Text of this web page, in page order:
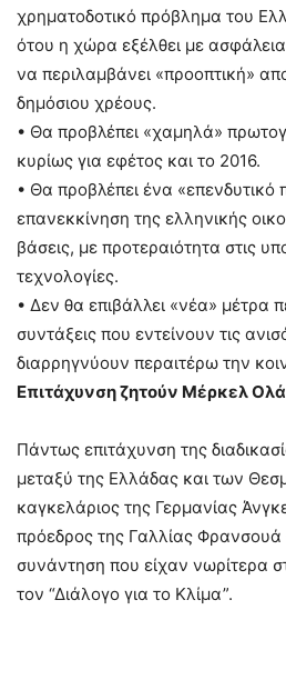
χρηματοδοτικό πρόβλημα του
ότου η χώρα εξέλθει με
να περιλαμβάνει «προοπτική»
δημόσιου χρέους.
• Θα προβλέπει «χαμηλά»
κυρίως για εφέτος και το 2016.
• Θα προβλέπει ένα «επενδυτικό
επανεκκίνηση της ελληνικής
βάσεις, με προτεραιότητα στις
τεχνολογίες.
• Δεν θα επιβάλλει «νέα» μέτρα
συντάξεις που εντείνουν τις
διαρρηγνύουν περαιτέρω την
Επιτάχυνση ζητούν Μέρκελ
Πάντως επιτάχυνση της
μεταξύ της Ελλάδας και των
καγκελάριος της Γερμανίας
πρόεδρος της Γαλλίας
συνάντηση που είχαν νωρίτερα
τον “Διάλογο για το Κλίμα”.